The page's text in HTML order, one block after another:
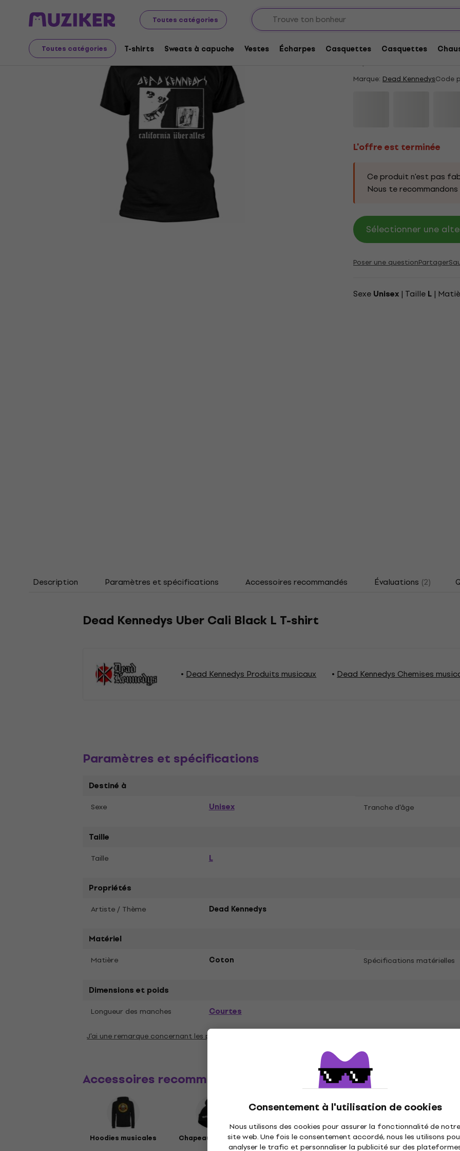
Toutes catégories
Toutes catégories T-shirts Sweats à capuche Vestes Écharpes Casquettes Casquettes
Consentement à l'utilisation de cookies
Nous utilisons des cookies pour assurer la fonctionnalité de notre
site web. Une fois le consentement accordé, nous les utilisons
analyser le trafic et personnaliser la publicité sur des
Merch Produits musicaux T-shirts
L'offre est terminée
L'offre est terminée
Dead Kennedys
Marque: Dead KennedysCode
L'offre est terminée
Ce produit n'est pas
Nous te
Sélectionner une
Poser une questionPartager
Sexe Unisex | Taille L |
Description Paramètres et spécifications Accessoires recommandés Évaluations (2)
Dead Kennedys Uber Cali Black L T-shirt
Dead Kennedys Produits musicaux Dead Kennedys Chemises
Paramètres et spécifications
Destiné à
Sexe Unisex Tranche d'âge
Taille
Taille L
Propriétés
Artiste / Thème Dead Kennedys
Matériel
Matière Coton Spécifications matérielles
Dimensions et poids
Longueur des manches Courtes
J'ai une remarque concernant les paramètres
Accessoires recommandés
Hoodies musicales Chapeaux musique Disques vinyles Casquettes musique